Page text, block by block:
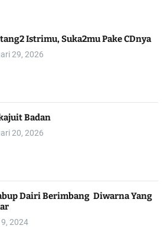
Istrimu, Suka2mu Pake CDnya
29, 2026
Badan
20, 2026
Dairi Berimbang Diwarna Yang
2024